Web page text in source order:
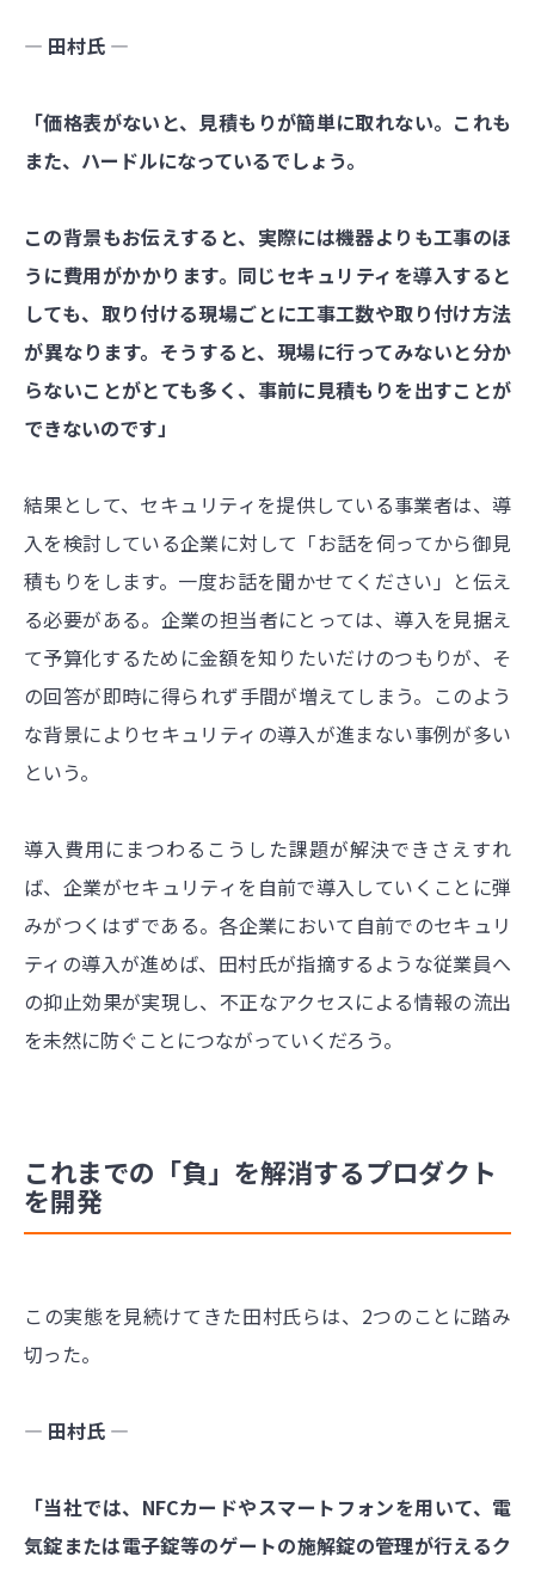
― 田村氏 ―
「価格表がないと、見積もりが簡単に取れない。これも
また、ハードルになっているでしょう。
この背景もお伝えすると、実際には機器よりも工事のほ
うに費用がかかります。同じセキュリティを導入すると
しても、取り付ける現場ごとに工事工数や取り付け方法
が異なります。そうすると、現場に行ってみないと分か
らないことがとても多く、事前に見積もりを出すことが
できないのです」
結果として、セキュリティを提供している事業者は、導
入を検討している企業に対して「お話を伺ってから御見
積もりをします。一度お話を聞かせてください」と伝え
る必要がある。企業の担当者にとっては、導入を見据え
て予算化するために金額を知りたいだけのつもりが、そ
の回答が即時に得られず手間が増えてしまう。このよう
な背景によりセキュリティの導入が進まない事例が多い
という。
導入費用にまつわるこうした課題が解決できさえすれ
ば、企業がセキュリティを自前で導入していくことに弾
みがつくはずである。各企業において自前でのセキュリ
ティの導入が進めば、田村氏が指摘するような従業員へ
の抑止効果が実現し、不正なアクセスによる情報の流出
を未然に防ぐことにつながっていくだろう。
これまでの「負」を解消するプロダクト
を開発
この実態を見続けてきた田村氏らは、2つのことに踏み
切った。
― 田村氏 ―
「当社では、NFCカードやスマートフォンを用いて、電
気錠または電子錠等のゲートの施解錠の管理が行えるク